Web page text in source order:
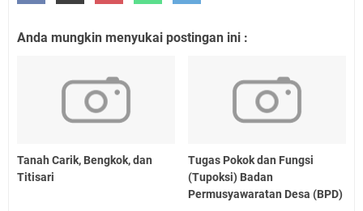
Anda mungkin menyukai postingan ini :
Tanah Carik, Bengkok, dan
Titisari
Tugas Pokok dan Fungsi
(Tupoksi) Badan
Permusyawaratan Desa (BPD)